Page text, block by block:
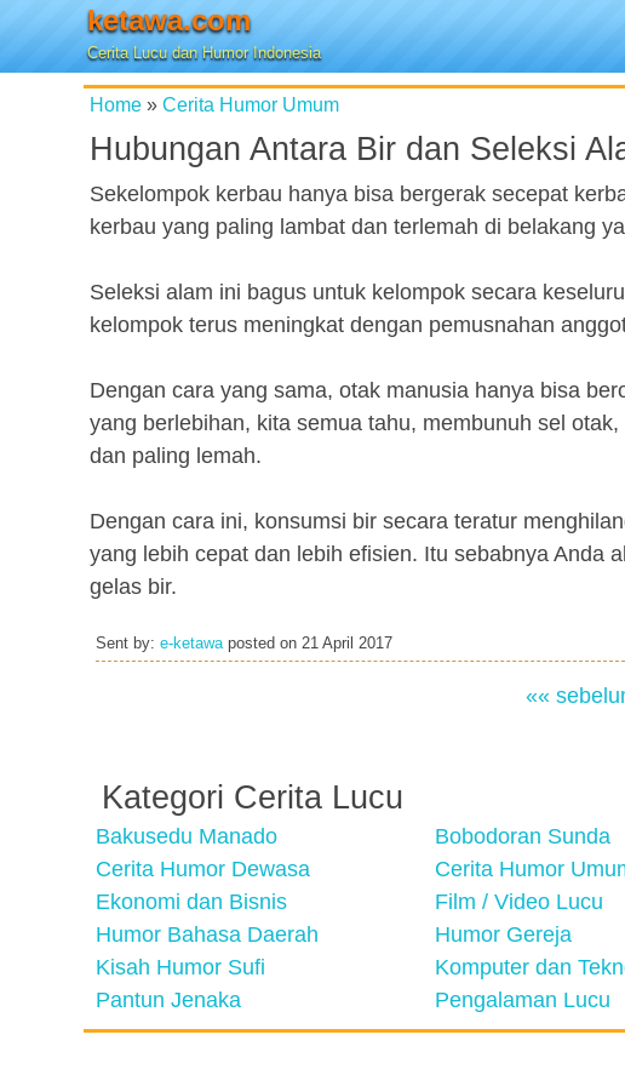
ketawa.com
Cerita Lucu dan Humor Indonesia
Home » Cerita Humor Umum
Hubungan Antara Bir dan Seleksi
Sekelompok kerbau hanya bisa bergerak secepat
kerbau yang paling lambat dan terlemah di belakang
Seleksi alam ini bagus untuk kelompok secara
kelompok terus meningkat dengan pemusnahan
Dengan cara yang sama, otak manusia hanya bisa
yang berlebihan, kita semua tahu, membunuh sel
dan paling lemah.
Dengan cara ini, konsumsi bir secara teratur
yang lebih cepat dan lebih efisien. Itu sebabnya Anda
gelas bir.
Sent by: e-ketawaposted on 21 April 2017
««
Kategori Cerita Lucu
Bakusedu Manado Bobodoran Sunda
Cerita Humor Dewasa
Cerita Humor
Ekonomi dan Bisnis
Film / Video Lucu
Humor Bahasa Daerah
Humor Gereja
Kisah Humor Sufi
Komputer dan
Pantun Jenaka
Pengalaman Lucu